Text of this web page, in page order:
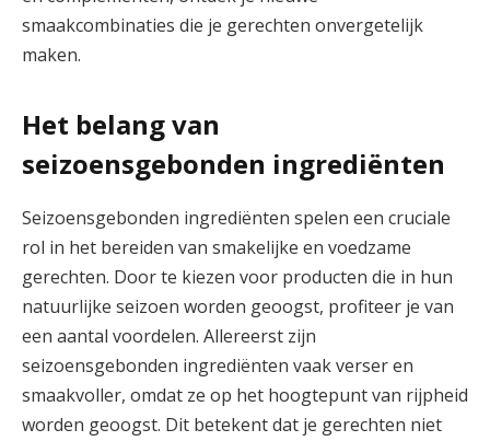
smaakcombinaties die je gerechten onvergetelijk
maken.
Het belang van
seizoensgebonden ingrediënten
Seizoensgebonden ingrediënten spelen een cruciale
rol in het bereiden van smakelijke en voedzame
gerechten. Door te kiezen voor producten die in hun
natuurlijke seizoen worden geoogst, profiteer je van
een aantal voordelen. Allereerst zijn
seizoensgebonden ingrediënten vaak verser en
smaakvoller, omdat ze op het hoogtepunt van rijpheid
worden geoogst. Dit betekent dat je gerechten niet